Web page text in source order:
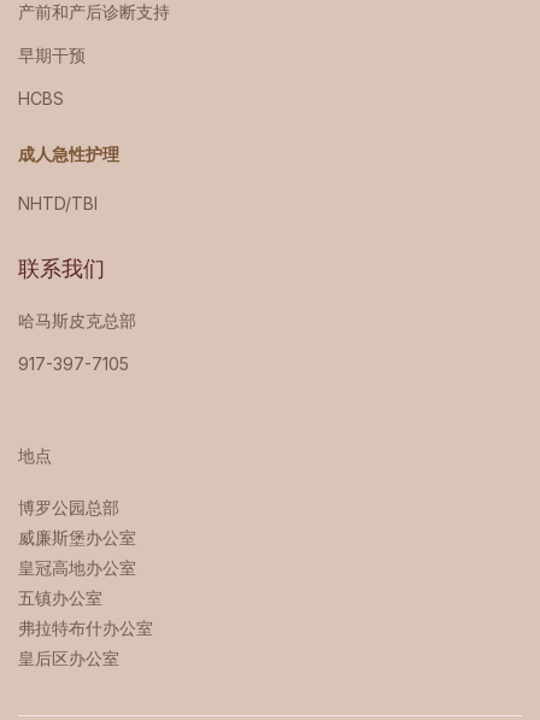
产前和产后诊断支持
早期干预
HCBS
成人急性护理
NHTD/TBI
联系我们
哈马斯皮克总部
917-397-7105
地点
博罗公园总部 ‍
威廉斯堡办公室
皇冠高地办公室
五镇办公室
弗拉特布什办公室
皇后区办公室